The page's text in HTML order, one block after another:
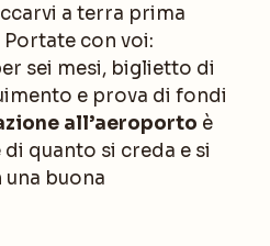
a terra prima
con voi:
sei mesi, biglietto di
e prova di fondi
all’aeroporto è
quanto si creda e si
buona